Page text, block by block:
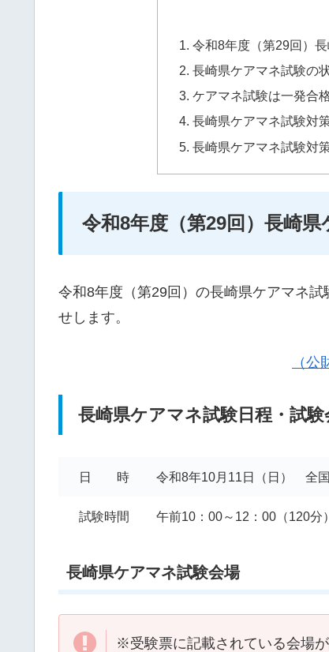
令和8年度（第29回）
長崎県ケアマネ試験の
ケアマネ試験は一発合
長崎県ケアマネ試験対
長崎県ケアマネ試験対
令和8年度（第29回）長崎
令和8年度（第29回）の長崎県ケアマネ
せします。
（
長崎県ケアマネ試験日程・試
日 時 令和8年10月11日（日） 全
試験時間 午前10：00～12：00（120分）
長崎県ケアマネ試験会場
※受験票に記載されている会場